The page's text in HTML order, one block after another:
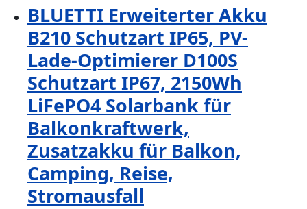
BLUETTI Erweiterter Akku
B210 Schutzart IP65, PV-
Lade-Optimierer D100S
Schutzart IP67, 2150Wh
LiFePO4 Solarbank für
Balkonkraftwerk,
Zusatzakku für Balkon,
Camping, Reise,
Stromausfall